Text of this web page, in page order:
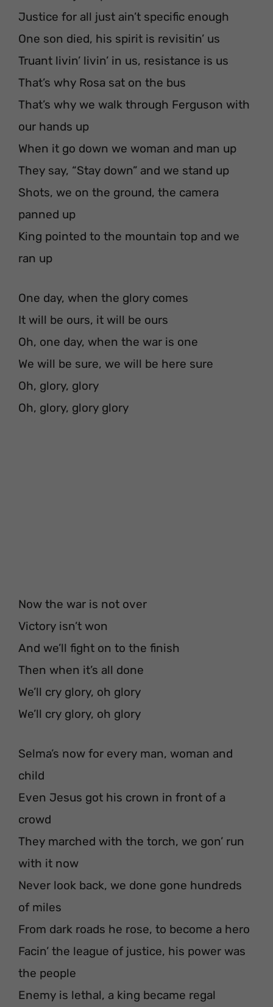
Justice for all just ain’t specific enough
One son died, his spirit is revisitin’ us
Truant livin’ livin’ in us, resistance is us
That’s why Rosa sat on the bus
That’s why we walk through Ferguson with
our hands up
When it go down we woman and man up
They say, “Stay down” and we stand up
Shots, we on the ground, the camera
panned up
King pointed to the mountain top and we
ran up
One day, when the glory comes
It will be ours, it will be ours
Oh, one day, when the war is one
We will be sure, we will be here sure
Oh, glory, glory
Oh, glory, glory glory
Now the war is not over
Victory isn’t won
And we’ll fight on to the finish
Then when it’s all done
We’ll cry glory, oh glory
We’ll cry glory, oh glory
Selma’s now for every man, woman and
child
Even Jesus got his crown in front of a
crowd
They marched with the torch, we gon’ run
with it now
Never look back, we done gone hundreds
of miles
From dark roads he rose, to become a hero
Facin’ the league of justice, his power was
the people
Enemy is lethal, a king became regal